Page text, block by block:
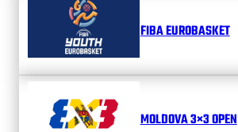
FIBA EUROBASKET
MOLDOVA 3×3 OPEN